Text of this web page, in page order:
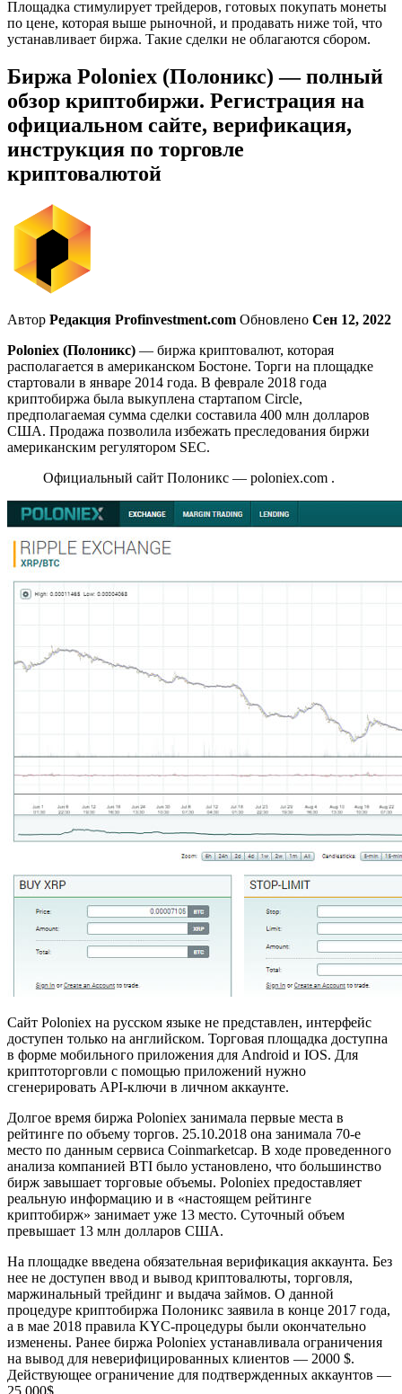
Площадка стимулирует трейдеров, готовых покупать монеты
по цене, которая выше рыночной, и продавать ниже той, что
устанавливает биржа. Такие сделки не облагаются сбором.
Биржа Poloniex (Полоникс) — полный
обзор криптобиржи. Регистрация на
официальном сайте, верификация,
инструкция по торговле
криптовалютой
Автор Редакция Profinvestment.com Обновлено Сен 12, 2022
Poloniex (Полоникс) — биржа криптовалют, которая
располагается в американском Бостоне. Торги на площадке
стартовали в январе 2014 года. В феврале 2018 года
криптобиржа была выкуплена стартапом Circle,
предполагаемая сумма сделки составила 400 млн долларов
США. Продажа позволила избежать преследования биржи
американским регулятором SEC.
Официальный сайт Полоникс — poloniex.com .
Сайт Poloniex на русском языке не представлен, интерфейс
доступен только на английском. Торговая площадка доступна
в форме мобильного приложения для Android и IOS. Для
криптоторговли с помощью приложений нужно
сгенерировать API-ключи в личном аккаунте.
Долгое время биржа Poloniex занимала первые места в
рейтинге по объему торгов. 25.10.2018 она занимала 70-е
место по данным сервиса Coinmarketcap. В ходе проведенного
анализа компанией BTI было установлено, что большинство
бирж завышает торговые объемы. Poloniex предоставляет
реальную информацию и в «настоящем рейтинге
криптобирж» занимает уже 13 место. Суточный объем
превышает 13 млн долларов США.
На площадке введена обязательная верификация аккаунта. Без
нее не доступен ввод и вывод криптовалюты, торговля,
маржинальный трейдинг и выдача займов. О данной
процедуре криптобиржа Полоникс заявила в конце 2017 года,
а в мае 2018 правила KYC-процедуры были окончательно
изменены. Ранее биржа Poloniex устанавливала ограничения
на вывод для неверифицированных клиентов — 2000 $.
Действующее ограничение для подтвержденных аккаунтов —